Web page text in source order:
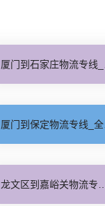
厦门到石家庄物流专线_准时准点「多少公里」
厦门到保定物流专线_全程直达「高效运输」
龙文区到嘉峪关物流专线_全程无虑「全境配送」